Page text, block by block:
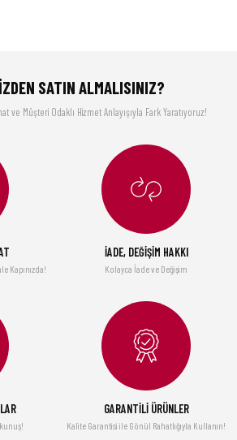
SATIN ALMALISINIZ?
ve Müşteri Odaklı Hizmet Anlayışıyla Fark Yaratıyoruz!
Kapınızda!
İADE, DEĞİŞİM HAKKI
Kolayca İade ve Değişim
GARANTİLİ ÜRÜNLER
Kalite Garantisi ile Gönül Rahatlığıyla Kullanın!